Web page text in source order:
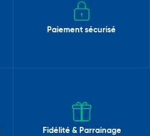
Paiement sécurisé
Fidélité & Parrainage